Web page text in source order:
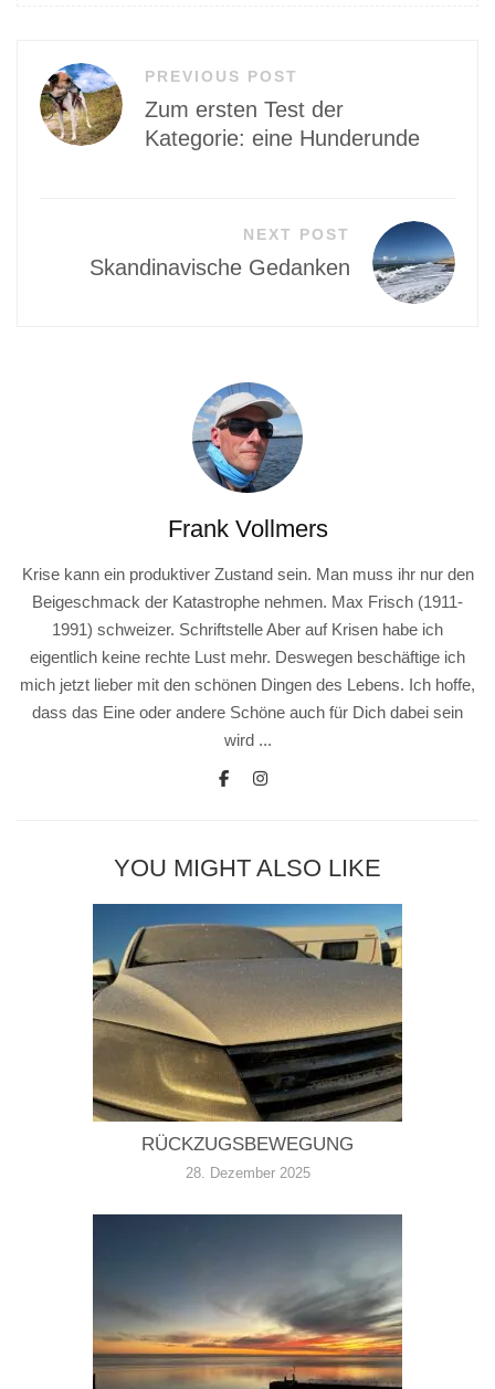
Beitragsnavigation
PREVIOUS POST
Zum ersten Test der
Kategorie: eine Hunderunde
NEXT POST
Skandinavische Gedanken
Frank Vollmers
Krise kann ein produktiver Zustand sein. Man muss ihr nur den
Beigeschmack der Katastrophe nehmen. Max Frisch (1911-
1991) schweizer. Schriftstelle Aber auf Krisen habe ich
eigentlich keine rechte Lust mehr. Deswegen beschäftige ich
mich jetzt lieber mit den schönen Dingen des Lebens. Ich hoffe,
dass das Eine oder andere Schöne auch für Dich dabei sein
wird ...
YOU MIGHT ALSO LIKE
RÜCKZUGSBEWEGUNG
28. Dezember 2025